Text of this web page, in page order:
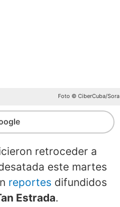
Foto © CiberCuba/Sora
retroceder a
este martes
reportes difundidos
Estrada.